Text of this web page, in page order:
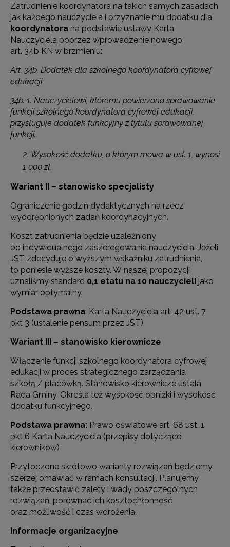
Zatrudnienie koordynatora na takich samych zasadach
jak każdego nauczyciela i przyznanie mu dodatku dla
koordynatora na podstawie ustawy Karta
Nauczyciela poprzez wprowadzenie nowego
art. 34b KN w brzmieniu:
Art. 34b. Dodatek dla szkolnego koordynatora cyfrowej
edukacji
34b. 1. Nauczycielowi, któremu powierzono sprawowanie
funkcji szkolnego koordynatora cyfrowej edukacji,
przysługuje dodatek funkcyjny z tytułu sprawowanej
funkcji.
Wysokość dodatku, o którym mowa w ust. 1, wynosi
1 000 zł.
Wariant II – stanowisko specjalisty
Ograniczenie godzin dydaktycznych na rzecz
wyodrębnionych zadań koordynacyjnych.
Koszt zatrudnienia będzie uzależniony
od indywidualnego zaszeregowania nauczyciela. Jeżeli
JST zdecyduje o wyższym wskaźniku zatrudnienia,
to poniesie wyższe koszty. W naszej propozycji
uznaliśmy standard 0,1 etatu na 10 nauczycieli jako
wymiar optymalny.
Podstawa prawna: Karta Nauczyciela art. 42 ust. 7
pkt 3 (ustalenie pensum przez JST)
Wariant III – stanowisko kierownicze
Włączenie funkcji szkolnego koordynatora cyfrowej
edukacji w proces strategicznego zarządzania
szkołą / placówką. Stanowisko kierownicze ustala
Rada Gminy. Określa też wysokość obniżki i wysokość
dodatku funkcyjnego.
Podstawa prawna: Prawo oświatowe art. 68 ust. 1
pkt 6 Karta Nauczyciela (przepisy dotyczące
kierowników)
Przytoczone skrótowo warianty rozwiązań będziemy
szerzej omawiać w ramach konsultacji. Planujemy
także przedstawić zalety i wady poszczególnych
rozwiązań, porównać ich kosztochłonność
oraz możliwość i czas wdrożenia.
Informacje organizacyjne